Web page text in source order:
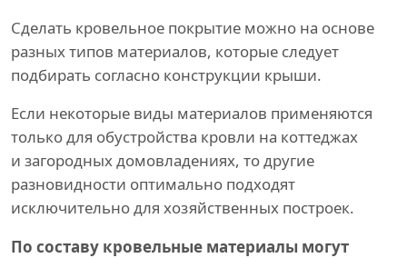
Сделать кровельное покрытие можно на основе
разных типов материалов, которые следует
подбирать согласно конструкции крыши.
Если некоторые виды материалов применяются
только для обустройства кровли на коттеджах
и загородных домовладениях, то другие
разновидности оптимально подходят
исключительно для хозяйственных построек.
По составу кровельные материалы могут